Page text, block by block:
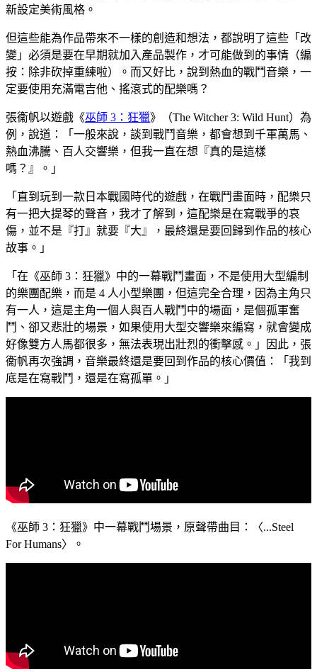
新設定美術風格。
但這些能為作品帶來不一樣的創造和想法，都說明了這些「改
變」必須是要在早期就加入產品製作，才可能做到的事情（編
按：除非砍掉重練啦）。而又好比，說到熱血的戰鬥音樂，一
定要使用充滿電吉他、搖滾式的配樂嗎？
張衞帆以遊戲《巫師 3：狂獵》（The Witcher 3: Wild Hunt）為
例，說道：「一般來說，談到戰鬥音樂，都會想到千軍萬馬、
熱血沸騰、百人交響樂，但我一直在想『真的是這樣
嗎？』。」
「直到玩到一款日本戰國時代的遊戲，在戰鬥畫面時，配樂只
有一把大提琴的聲音，我才了解到，這配樂是在寫戰爭的哀
傷，並不是『打』就要『大』，最終還是要回歸到作品的核心
故事。」
「在《巫師 3：狂獵》中的一幕戰鬥畫面，不是使用大型編制
的樂團配樂，而是 4 人小型樂團，但這完全合理，因為主角只
有一人，這是主角一個人與百人戰鬥中的場面，是個孤軍奮
鬥、卻又悲壯的場景，如果使用大型交響樂來編寫，就會變成
好像雙方人馬都很多，無法表現出壯烈的衝擊感。」因此，張
衞帆再次強調，音樂最終還是要回到作品的核心價值：「我到
底是在寫戰鬥，還是在寫孤單。」
《巫師 3：狂獵》中一幕戰鬥場景，原聲帶曲目：〈...Steel
For Humans〉。